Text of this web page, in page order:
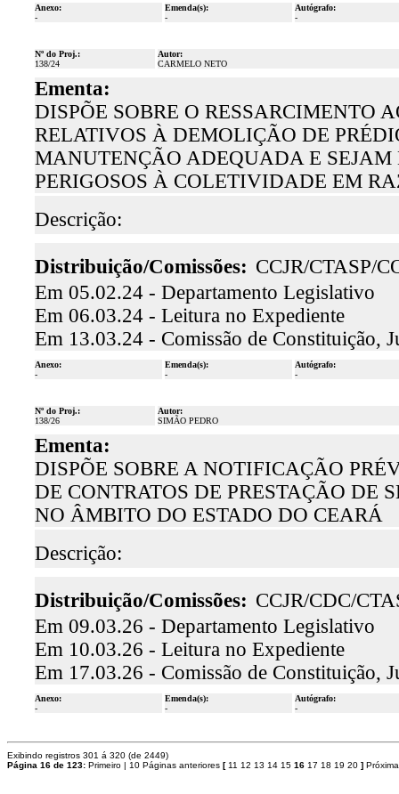
Anexo:
-
Emenda(s):
-
Autógrafo:
-
Nº do Proj.:
138/24
Autor:
CARMELO NETO
Ementa:
DISPÕE SOBRE O RESSARCIMENTO
RELATIVOS À DEMOLIÇÃO DE
MANUTENÇÃO ADEQUADA E
PERIGOSOS À COLETIVIDADE EM
Descrição:
Distribuição/Comissões: CCJR/CTASP/
Em 05.02.24 - Departamento Legislativo
Em 06.03.24 - Leitura no Expediente
Em 13.03.24 - Comissão de Constituição,
Anexo:
-
Emenda(s):
-
Autógrafo:
-
Nº do Proj.:
138/26
Autor:
SIMÃO PEDRO
Ementa:
DISPÕE SOBRE A NOTIFICAÇÃO
DE CONTRATOS DE PRESTAÇÃO DE
NO ÂMBITO DO ESTADO DO CEARÁ
Descrição:
Distribuição/Comissões: CCJR/CDC/
Em 09.03.26 - Departamento Legislativo
Em 10.03.26 - Leitura no Expediente
Em 17.03.26 - Comissão de Constituição,
Anexo:
-
Emenda(s):
-
Autógrafo:
-
Exibindo registros 301 á 320 (de 2449)
Página 16 de 123: Primeiro | 10 Páginas anteriores [ 11 12 13 14 15 16 17 18 19 20 ]